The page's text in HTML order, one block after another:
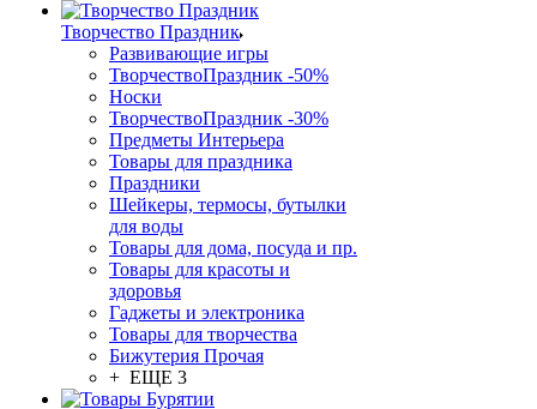
Творчество Праздник
Развивающие игры
ТворчествоПраздник -50%
Носки
ТворчествоПраздник -30%
Предметы Интерьера
Товары для праздника
Праздники
Шейкеры, термосы, бутылки
для воды
Товары для дома, посуда и пр.
Товары для красоты и
здоровья
Гаджеты и электроника
Товары для творчества
Бижутерия Прочая
+ ЕЩЕ 3